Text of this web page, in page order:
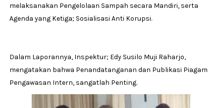
melaksanakan Pengelolaan Sampah secara Mandiri, serta
Agenda yang Ketiga; Sosialisasi Anti Korupsi.
Dalam Laporannya, Inspektur; Edy Susilo Muji Raharjo,
mengatakan bahwa Penandatanganan dan Publikasi Piagam
Pengawasan Intern, sangatlah Penting.